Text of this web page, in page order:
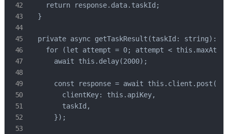
    return response.data.taskId;
  }
private async getTaskResult(taskId: string):
for (let attempt = 0; attempt <
      await this.delay(2000);
const response = await this.client.post('/
        clientKey: this.apiKey,
        taskId,
      });